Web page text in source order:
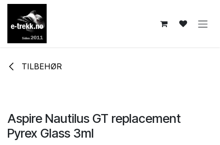
Skip to Content
TILBEHØR
Aspire Nautilus GT replacement
Pyrex Glass 3ml